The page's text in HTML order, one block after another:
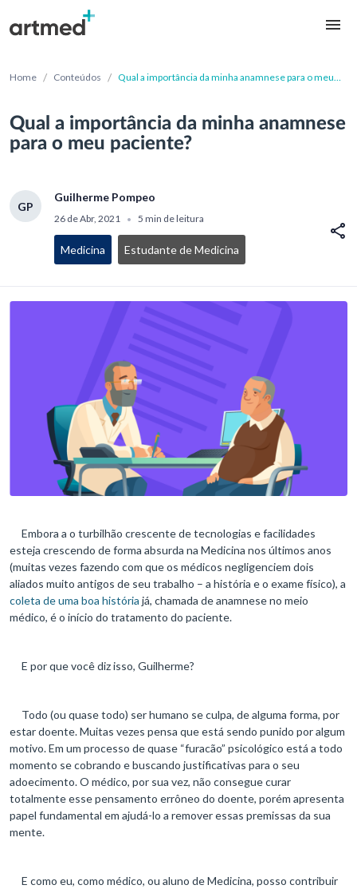
Home / Conteúdos / Qual a importância da minha anamnese para o meu
Qual a importância da minha anamnese
para o meu paciente?
GP
Guilherme Pompeo
26 de Abr, 2021 • 5 min de leitura
Medicina Estudante de Medicina
Embora a o turbilhão crescente de tecnologias e facilidades
esteja crescendo de forma absurda na Medicina nos últimos anos
(muitas vezes fazendo com que os médicos negligenciem dois
aliados muito antigos de seu trabalho – a história e o exame físico), a
coleta de uma boa história já, chamada de anamnese no meio
médico, é o início do tratamento do paciente.
E por que você diz isso, Guilherme?
Todo (ou quase todo) ser humano se culpa, de alguma forma, por
estar doente. Muitas vezes pensa que está sendo punido por algum
motivo. Em um processo de quase “furacão” psicológico está a todo
momento se cobrando e buscando justificativas para o seu
adoecimento. O médico, por sua vez, não consegue curar
totalmente esse pensamento errôneo do doente, porém apresenta
papel fundamental em ajudá-lo a remover essas premissas da sua
mente.
E como eu, como médico, ou aluno de Medicina, posso contribuir